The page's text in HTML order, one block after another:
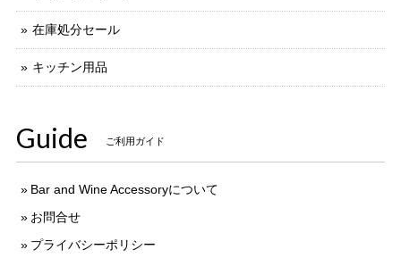
在庫処分セール
キッチン用品
Guide ご利用ガイド
Bar and Wine Accessoryについて
お問合せ
プライバシーポリシー